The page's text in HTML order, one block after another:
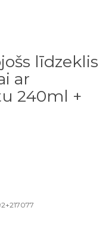
līdzeklis
ar
240ml +